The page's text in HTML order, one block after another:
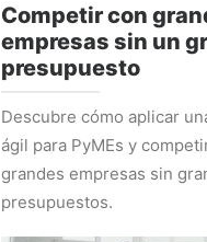
Competir con
empresas sin un
presupuesto
Descubre cómo aplicar
ágil para PyMEs y
grandes empresas sin
presupuestos.